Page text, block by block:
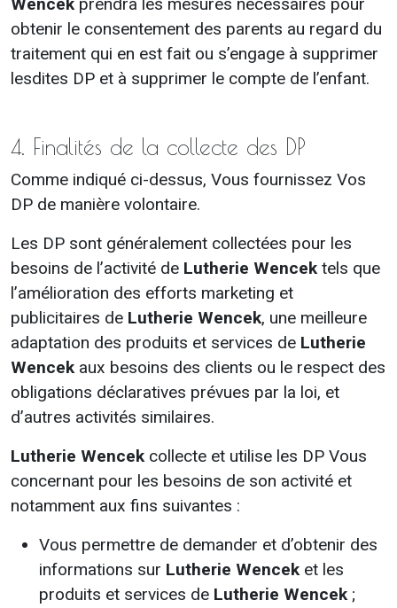
obtenir le consentement des parents au regard du
traitement qui en est fait ou s’engage à supprimer
lesdites DP et à supprimer le compte de l’enfant.
4. Finalités de la collecte des DP
Comme indiqué ci-dessus, Vous fournissez Vos
DP de manière volontaire.
Les DP sont généralement collectées pour les
besoins de l’activité de Lutherie Wencektels que
l’amélioration des efforts marketing et
publicitaires de Lutherie Wencek, une meilleure
adaptation des produits et services de Lutherie
Wencekaux besoins des clients ou le respect des
obligations déclaratives prévues par la loi, et
d’autres activités similaires.
Lutherie Wencekcollecte et utilise les DP Vous
concernant pour les besoins de son activité et
notamment aux fins suivantes :
Vous permettre de demander et d’obtenir des
informations sur Lutherie Wenceket les
produits et services de Lutherie Wencek;